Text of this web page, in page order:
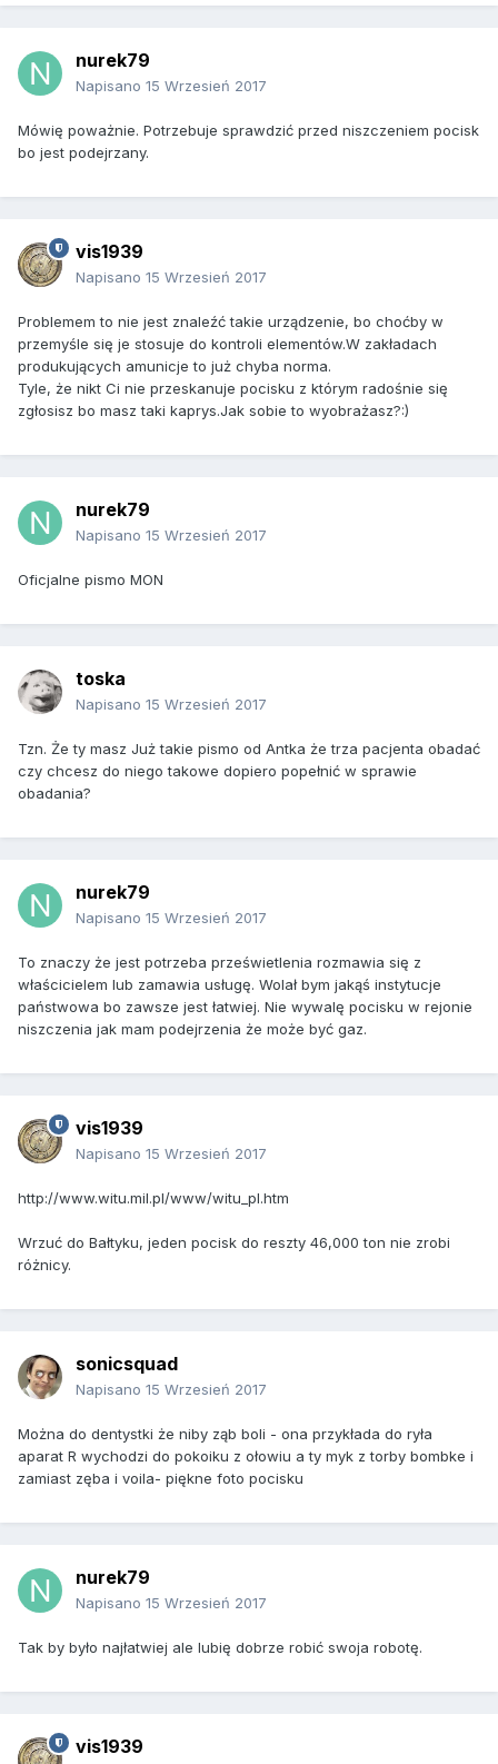
nurek79
Napisano 15 Wrzesień 2017
Mówię poważnie. Potrzebuje sprawdzić przed niszczeniem pocisk
bo jest podejrzany.
vis1939
Napisano 15 Wrzesień 2017
Problemem to nie jest znaleźć takie urządzenie, bo choćby w
przemyśle się je stosuje do kontroli elementów.W zakładach
produkujących amunicje to już chyba norma.
Tyle, że nikt Ci nie przeskanuje pocisku z którym radośnie się
zgłosisz bo masz taki kaprys.Jak sobie to wyobrażasz?:)
nurek79
Napisano 15 Wrzesień 2017
Oficjalne pismo MON
toska
Napisano 15 Wrzesień 2017
Tzn. Że ty masz Już takie pismo od Antka że trza pacjenta obadać
czy chcesz do niego takowe dopiero popełnić w sprawie
obadania?
nurek79
Napisano 15 Wrzesień 2017
To znaczy że jest potrzeba prześwietlenia rozmawia się z
właścicielem lub zamawia usługę. Wolał bym jakąś instytucje
państwowa bo zawsze jest łatwiej. Nie wywalę pocisku w rejonie
niszczenia jak mam podejrzenia że może być gaz.
vis1939
Napisano 15 Wrzesień 2017
http://www.witu.mil.pl/www/witu_pl.htm
Wrzuć do Bałtyku, jeden pocisk do reszty 46,000 ton nie zrobi
różnicy.
sonicsquad
Napisano 15 Wrzesień 2017
Można do dentystki że niby ząb boli - ona przykłada do ryła
aparat R wychodzi do pokoiku z ołowiu a ty myk z torby bombke i
zamiast zęba i voila- piękne foto pocisku
nurek79
Napisano 15 Wrzesień 2017
Tak by było najłatwiej ale lubię dobrze robić swoja robotę.
vis1939